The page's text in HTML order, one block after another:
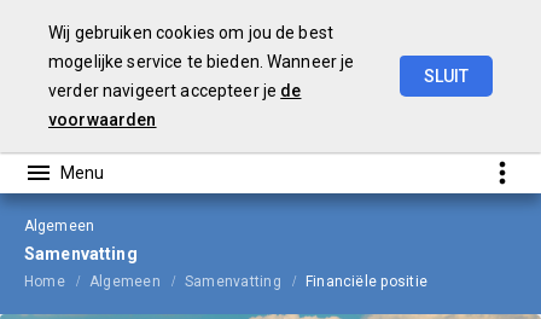
Wij gebruiken cookies om jou de best
mogelijke service te bieden. Wanneer je
verder navigeert accepteer je de
voorwaarden
SLUIT
Algemeen
Samenvatting
Home Algemeen Samenvatting Financiële positie